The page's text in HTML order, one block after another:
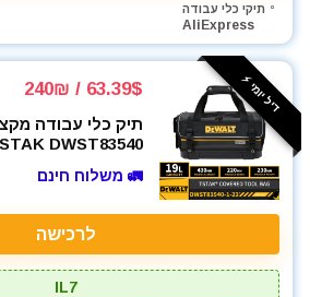
לרכב
מאוורר טכני
מברגונים נטענים
מברגות מקדחות ומברגונים
מברגים
מברגת אימפקט
מברגת פוטר קלאץ'
מדחס / קומפרסור
מזמרה
תיקי כלי עבודה
AliExpress
דיל יומי ⚡️ 63.39$ / 240₪
תיק כלי עבודה
DWST83540
🚛 משלוח חינם
לרכישה
IL7